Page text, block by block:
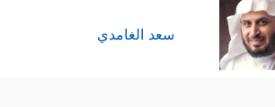
سعد الغامدي